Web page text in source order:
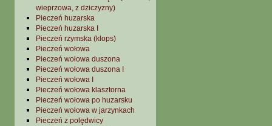
wieprzowa, z dziczyzny)
Pieczeń huzarska
Pieczeń huzarska I
Pieczeń rzymska (klops)
Pieczeń wołowa
Pieczeń wołowa duszona
Pieczeń wołowa duszona I
Pieczeń wołowa I
Pieczeń wołowa klasztorna
Pieczeń wołowa po huzarsku
Pieczeń wołowa w jarzynkach
Pieczeń z polędwicy